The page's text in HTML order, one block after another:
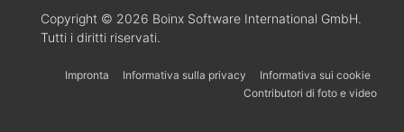
Copyright © 2026 Boinx Software International GmbH.
Tutti i diritti riservati.
Impronta Informativa sulla privacy
Informativa sui cookie
Contributori di foto e video